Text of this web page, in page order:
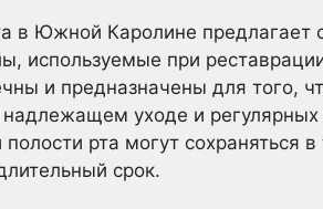
в Южной Каролине предлагает
используемые при
и предназначены для того,
уходе и регулярных
рта могут сохраняться
срок.